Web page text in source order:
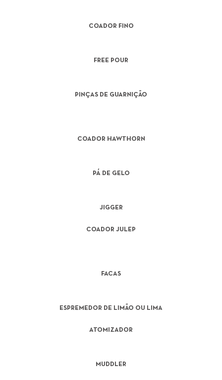
COADOR FINO
FREE POUR
PINÇAS DE GUARNIÇÃO
COADOR HAWTHORN
PÁ DE GELO
JIGGER
COADOR JULEP
FACAS
ESPREMEDOR DE LIMÃO OU LIMA
ATOMIZADOR
MUDDLER